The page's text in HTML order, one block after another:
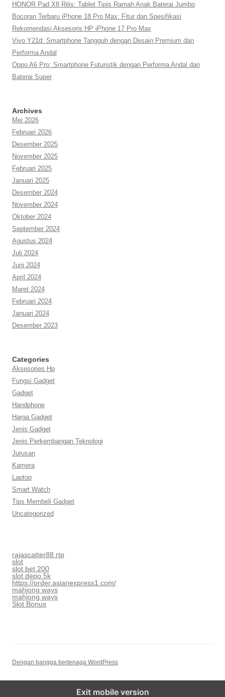
HONOR Pad X8 Rilis: Tablet Tipis Ramah Anak Baterai Jumbo
Bocoran Terbaru iPhone 18 Pro Max: Fitur dan Spesifikasi
Rekomendasi Aksesoris HP iPhone 17 Pro Max
Vivo Y21d: Smartphone Tangguh dengan Desain Premium dan
Performa Andal
Oppo A6 Pro: Smartphone Futuristik dengan Performa Andal dan
Baterai Super
Archives
Mei 2026
Februari 2026
Desember 2025
November 2025
Februari 2025
Januari 2025
Desember 2024
November 2024
Oktober 2024
September 2024
Agustus 2024
Juli 2024
Juni 2024
April 2024
Maret 2024
Februari 2024
Januari 2024
Desember 2023
Categories
Aksesories Hp
Fungsi Gadget
Gadget
Handphone
Harga Gadget
Jenis Gadget
Jenis Perkembangan Teknologi
Jurusan
Kamera
Laptop
Smart Watch
Tips Membeli Gadget
Uncategorized
rajascatter88 rtp
slot
slot bet 200
slot depo 5k
https://order.asianexpress1.com/
mahjong ways
mahjong ways
Slot Bonus
Dengan bangga bertenaga WordPress
Exit mobile version